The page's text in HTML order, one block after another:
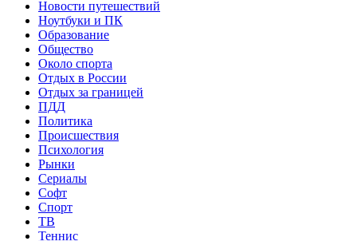
Новости путешествий
Ноутбуки и ПК
Образование
Общество
Около спорта
Отдых в России
Отдых за границей
ПДД
Политика
Происшествия
Психология
Рынки
Сериалы
Софт
Спорт
ТВ
Теннис